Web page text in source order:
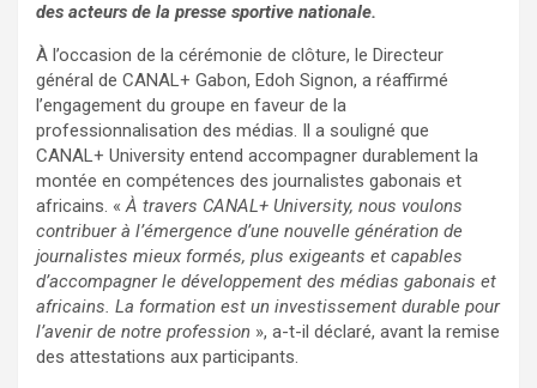
des acteurs de la presse sportive nationale.
À l’occasion de la cérémonie de clôture, le Directeur
général de CANAL+ Gabon, Edoh Signon, a réaffirmé
l’engagement du groupe en faveur de la
professionnalisation des médias. Il a souligné que
CANAL+ University entend accompagner durablement la
montée en compétences des journalistes gabonais et
africains. «À travers CANAL+ University, nous voulons
contribuer à l’émergence d’une nouvelle génération de
journalistes mieux formés, plus exigeants et capables
d’accompagner le développement des médias gabonais et
africains. La formation est un investissement durable pour
l’avenir de notre profession », a-t-il déclaré, avant la remise
des attestations aux participants.